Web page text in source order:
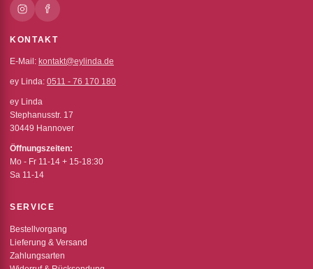
KONTAKT
E-Mail: kontakt@eylinda.de
ey Linda: 0511 - 76 170 180
ey Linda
Stephanusstr. 17
30449 Hannover
Öffnungszeiten:
Mo - Fr 11-14 + 15-18:30
Sa 11-14
SERVICE
Bestellvorgang
Lieferung & Versand
Zahlungsarten